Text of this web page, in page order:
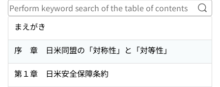
まえがき
序 章 日米同盟の「対称性」と「対等性」
第１章 日米安全保障条約